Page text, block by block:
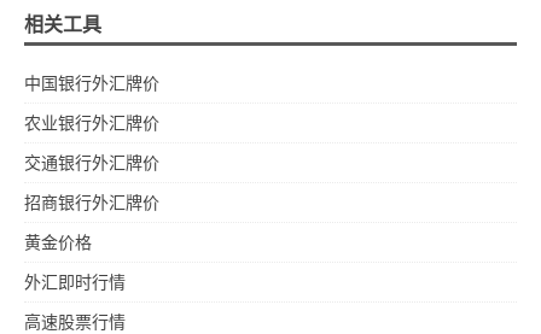
相关工具
中国银行外汇牌价
农业银行外汇牌价
交通银行外汇牌价
招商银行外汇牌价
黄金价格
外汇即时行情
高速股票行情